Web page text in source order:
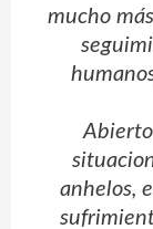
mucho
anhelos,